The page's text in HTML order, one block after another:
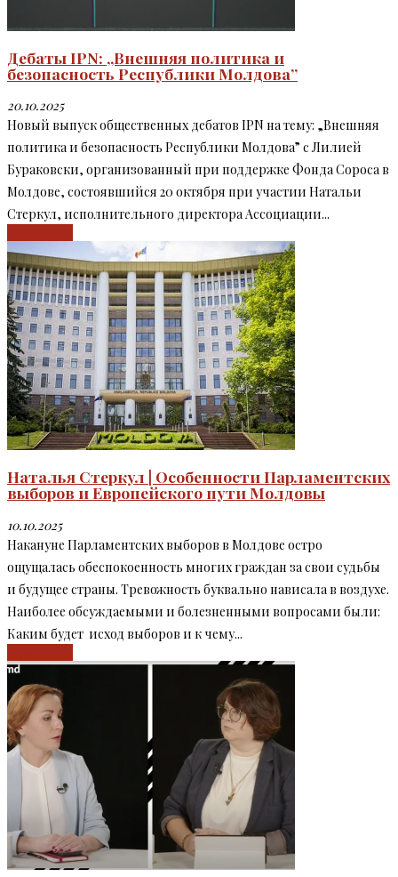
Дебаты IPN: „Внешняя политика и
безопасность Республики Молдова”
20.10.2025
Новый выпуск общественных дебатов IPN на тему: „Внешняя
политика и безопасность Республики Молдова” c Лилией
Бураковски, организованный при поддержке Фонда Сороса в
Молдове, состоявшийся 20 октября при участии Натальи
Стеркул, исполнительного директора Ассоциации...
Наталья Стеркул | Особенности Парламентских
выборов и Европейского пути Молдовы
10.10.2025
Накануне Парламентских выборов в Молдове остро
ощущалась обеспокоенность многих граждан за свои судьбы
и будущее страны. Тревожность буквально нависала в воздухе.
Наиболее обсуждаемыми и болезненными вопросами были:
Каким будет исход выборов и к чему...